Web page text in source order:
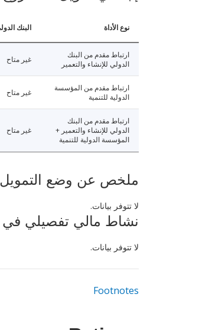
نوع الأداة البنك
ارتباط مقدم من البنك
الدولي للإنشاء والتعمير
غير متاح
ارتباط مقدم من المؤسسة
الدولية للتنمية
غير متاح
ارتباط مقدم من البنك
الدولي للإنشاء والتعمير +
المؤسسة الدولية للتنمية
غير متاح
ملخص عن وضع التمويل
لا تتوفر بيانات.
نشاط مالي تفصيلي في 2026/07/31
لا تتوفر بيانات.
Footnotes